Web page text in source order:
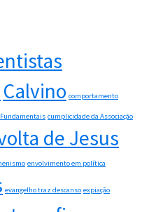
Calvino comportamento
cumplicidade da Associação
de Jesus
envolvimento em política
evangelho traz descanso expiação